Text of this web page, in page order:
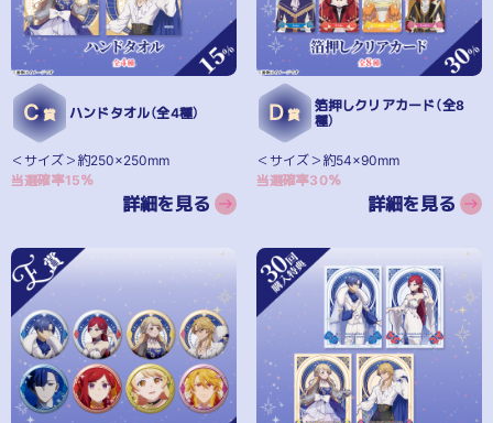
C 賞 ハンドタオル（全4種）
＜サイズ＞約250×250mm
当選確率15％
詳細を見る
D 賞
箔押しクリアカード（全8
種）
＜サイズ＞約54×90mm
当選確率30％
詳細を見る